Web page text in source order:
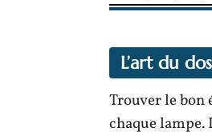
L’art du
Trouver le bon
chaque lampe.